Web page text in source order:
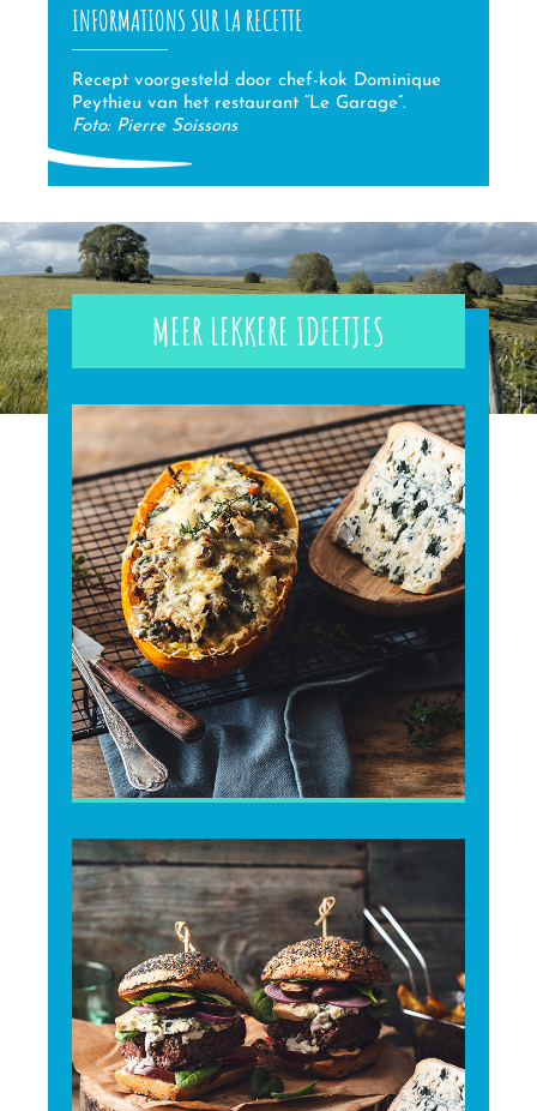
INFORMATIONS SUR LA RECETTE
Recept voorgesteld door chef-kok Dominique
Peythieu van het restaurant “Le Garage”.
Foto: Pierre Soissons
MEER LEKKERE IDEETJES